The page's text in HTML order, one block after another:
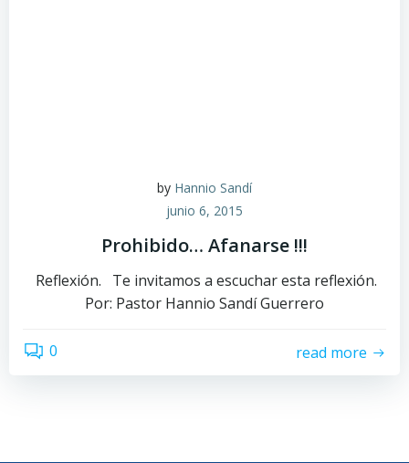
by Hannio Sandí
junio 6, 2015
Prohibido… Afanarse !!!
Reflexión. Te invitamos a escuchar esta reflexión.
Por: Pastor Hannio Sandí Guerrero
0 read more